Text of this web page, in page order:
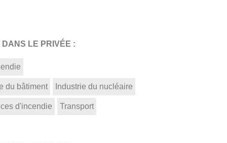
LE PRIVÉE :
du bâtiment Industrie du nucléaire
d'incendie Transport